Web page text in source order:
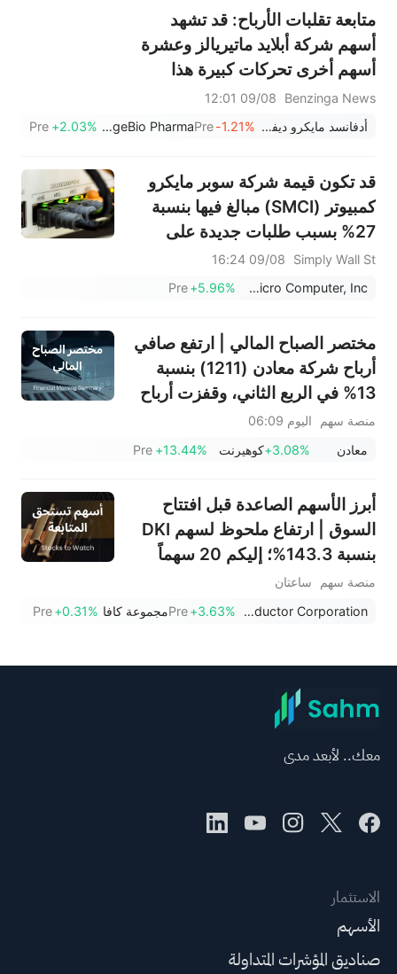
متابعة تقلبات الأرباح: قد تشهد
أسهم شركة أبلايد ماتيريالز وعشرة
أسهم أخرى تحركات كبيرة هذا
الأسبوع
Benzinga News
09/08 12:01
أدفانسد مايكرو ديفايسز -1.21%
Pre
BridgeBio Pharma
+2.03%
Pre
قد تكون قيمة شركة سوبر مايكرو
كمبيوتر (SMCI) مبالغ فيها بنسبة
27% بسبب طلبات جديدة على
دولار
Simply Wall St
09/08 16:24
Super Micro Computer, Inc.
+5.96%
Pre
مختصر الصباح المالي | ارتفع صافي
أرباح شركة معادن (1211) بنسبة
13% في الربع الثاني، وقفزت أرباح
ووقعت شركة طيران ناس (4264)
ويستهدف الرئيس التنفيذي لشركة
سبيس إكس، إيلون ماسك هدفاً
جديداً
منصة سهم
اليوم 06:09
معادن
+3.08%كوهيرنت +13.44%
Pre
أبرز الأسهم الصاعدة قبل افتتاح
السوق | ارتفاع ملحوظ لسهم DKI
بنسبة 143.3%؛ إليكم 20 سهماً
تشهد تحركات قبل افتتاح السوق
منصة سهم
ساعتان
ON Semiconductor Corporation
+3.63%
Preمجموعة كافا +0.31%
Pre
معك.. لأبعد مدى
الاستثمار
الأسهم
صناديق المؤشرات المتداولة